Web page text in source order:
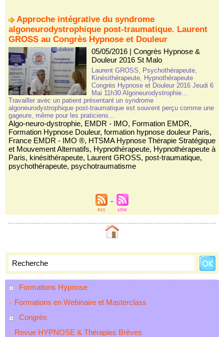
Formations Hypnose
Formations en Webinaire et Masterclass
Congrès
Revue HYPNOSE & Thérapies Brèves
Approche intégrative du syndrome
algoneurodystrophique post-traumatique. Laurent
GROSS au Congrès Hypnose et Douleur
05/05/2016| Congrès Hypnose &
Douleur 2016 St Malo
Laurent GROSS, Psychothérapeute,
Kinésithérapeute, Hypnothérapeute
Congrès Hypnose et Douleur 2016 Jeudi 6
Mai 11h30 Algoneurodystrophie...
Travailler avec un patient présentant un syndrome
algoneurodystrophique post-traumatique est souvent perçu comme une
gageure, même pour les praticiens...
Algo-neuro-dystrophie, EMDR - IMO, Formation EMDR,
Formation Hypnose Douleur, formation hypnose douleur Paris,
France EMDR - IMO ®, HTSMA Hypnose Thérapie Stratégique
et Mouvement Alternatifs, Hypnothérapeute, Hypnothérapeute à
Paris, kinésithérapeute, Laurent GROSS, post-traumatique,
psychothérapeute, psychotraumatisme